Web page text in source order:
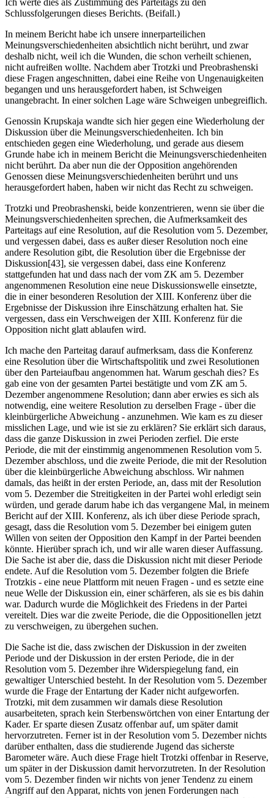
Schlussfolgerungen dieses Berichts. (Beifall.)
In meinem Bericht habe ich unsere innerparteilichen
Meinungsverschiedenheiten absichtlich nicht berührt, und zwar
deshalb nicht, weil ich die Wunden, die schon verheilt schienen,
nicht aufreißen wollte. Nachdem aber Trotzki und Preobrashenski
diese Fragen angeschnitten, dabei eine Reihe von Ungenauigkeiten
begangen und uns herausgefordert haben, ist Schweigen
unangebracht. In einer solchen Lage wäre Schweigen unbegreiflich.
Genossin Krupskaja wandte sich hier gegen eine Wiederholung der
Diskussion über die Meinungsverschiedenheiten. Ich bin
entschieden gegen eine Wiederholung, und gerade aus diesem
Grunde habe ich in meinem Bericht die Meinungsverschiedenheiten
nicht berührt. Da aber nun die der Opposition angehörenden
Genossen diese Meinungsverschiedenheiten berührt und uns
herausgefordert haben, haben wir nicht das Recht zu schweigen.
Trotzki und Preobrashenski, beide konzentrieren, wenn sie über die
Meinungsverschiedenheiten sprechen, die Aufmerksamkeit des
Parteitags auf eine Resolution, auf die Resolution vom 5. Dezember,
und vergessen dabei, dass es außer dieser Resolution noch eine
andere Resolution gibt, die Resolution über die Ergebnisse der
Diskussion[43], sie vergessen dabei, dass eine Konferenz
stattgefunden hat und dass nach der vom ZK am 5. Dezember
angenommenen Resolution eine neue Diskussionswelle einsetzte,
die in einer besonderen Resolution der XIII. Konferenz über die
Ergebnisse der Diskussion ihre Einschätzung erhalten hat. Sie
vergessen, dass ein Verschweigen der XIII. Konferenz für die
Opposition nicht glatt ablaufen wird.
Ich mache den Parteitag darauf aufmerksam, dass die Konferenz
eine Resolution über die Wirtschaftspolitik und zwei Resolutionen
über den Parteiaufbau angenommen hat. Warum geschah dies? Es
gab eine von der gesamten Partei bestätigte und vom ZK am 5.
Dezember angenommene Resolution; dann aber erwies es sich als
notwendig, eine weitere Resolution zu derselben Frage - über die
kleinbürgerliche Abweichung - anzunehmen. Wie kam es zu dieser
misslichen Lage, und wie ist sie zu erklären? Sie erklärt sich daraus,
dass die ganze Diskussion in zwei Perioden zerfiel. Die erste
Periode, die mit der einstimmig angenommenen Resolution vom 5.
Dezember abschloss, und die zweite Periode, die mit der Resolution
über die kleinbürgerliche Abweichung abschloss. Wir nahmen
damals, das heißt in der ersten Periode, an, dass mit der Resolution
vom 5. Dezember die Streitigkeiten in der Partei wohl erledigt sein
würden, und gerade darum habe ich das vergangene Mal, in meinem
Bericht auf der XIII. Konferenz, als ich über diese Periode sprach,
gesagt, dass die Resolution vom 5. Dezember bei einigem guten
Willen von seiten der Opposition den Kampf in der Partei beenden
könnte. Hierüber sprach ich, und wir alle waren dieser Auffassung.
Die Sache ist aber die, dass die Diskussion nicht mit dieser Periode
endete. Auf die Resolution vom 5. Dezember folgten die Briefe
Trotzkis - eine neue Plattform mit neuen Fragen - und es setzte eine
neue Welle der Diskussion ein, einer schärferen, als sie es bis dahin
war. Dadurch wurde die Möglichkeit des Friedens in der Partei
vereitelt. Dies war die zweite Periode, die die Oppositionellen jetzt
zu verschweigen, zu übergehen suchen.
Die Sache ist die, dass zwischen der Diskussion in der zweiten
Periode und der Diskussion in der ersten Periode, die in der
Resolution vom 5. Dezember ihre Widerspiegelung fand, ein
gewaltiger Unterschied besteht. In der Resolution vom 5. Dezember
wurde die Frage der Entartung der Kader nicht aufgeworfen.
Trotzki, mit dem zusammen wir damals diese Resolution
ausarbeiteten, sprach kein Sterbenswörtchen von einer Entartung der
Kader. Er sparte diesen Zusatz offenbar auf, um später damit
hervorzutreten. Ferner ist in der Resolution vom 5. Dezember nichts
darüber enthalten, dass die studierende Jugend das sicherste
Barometer wäre. Auch diese Frage hielt Trotzki offenbar in Reserve,
um später in der Diskussion damit hervorzutreten. In der Resolution
vom 5. Dezember finden wir nichts von jener Tendenz zu einem
Angriff auf den Apparat, nichts von jenen Forderungen nach